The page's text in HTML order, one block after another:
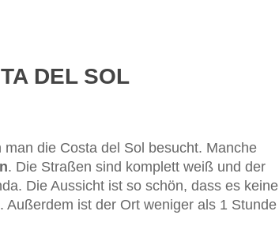
DEL SOL
die Costa del Sol besucht. Manche
. Die Straßen sind komplett weiß und der
Die Aussicht ist so schön, dass es keine
ist der Ort weniger als 1 Stunde